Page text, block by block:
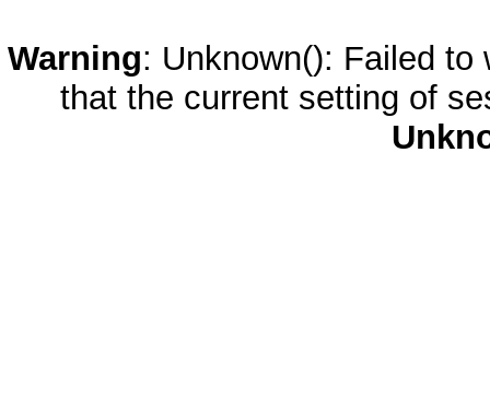
Warning: Unknown(): Failed
that the current setting of